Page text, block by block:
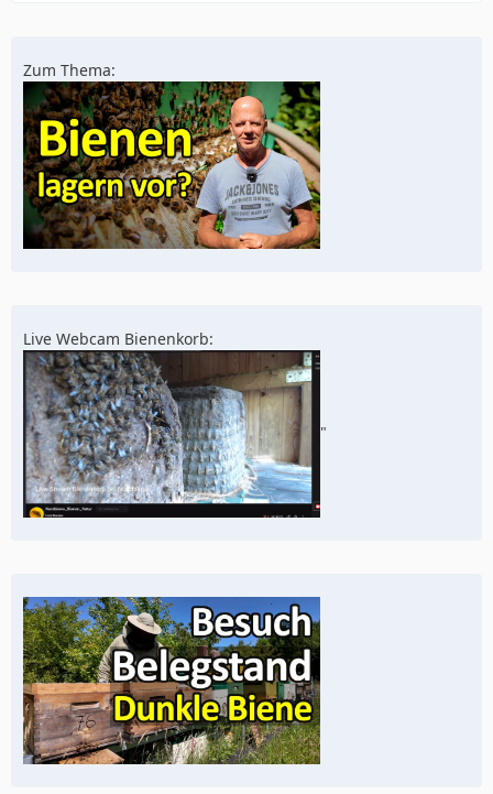
Zum Thema:
Live Webcam Bienenkorb:
"